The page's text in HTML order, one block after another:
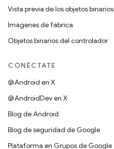
Vista previa de los objetos binarios
Imágenes de fábrica
Objetos binarios del controlador
CONÉCTATE
@Android en X
@AndroidDev en X
Blog de Android
Blog de seguridad de Google
Plataforma en Grupos de Google